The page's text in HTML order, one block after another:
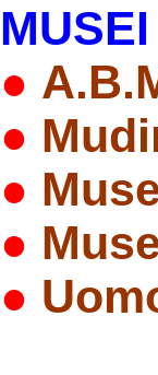
MUSEI
●
●
●
●
●